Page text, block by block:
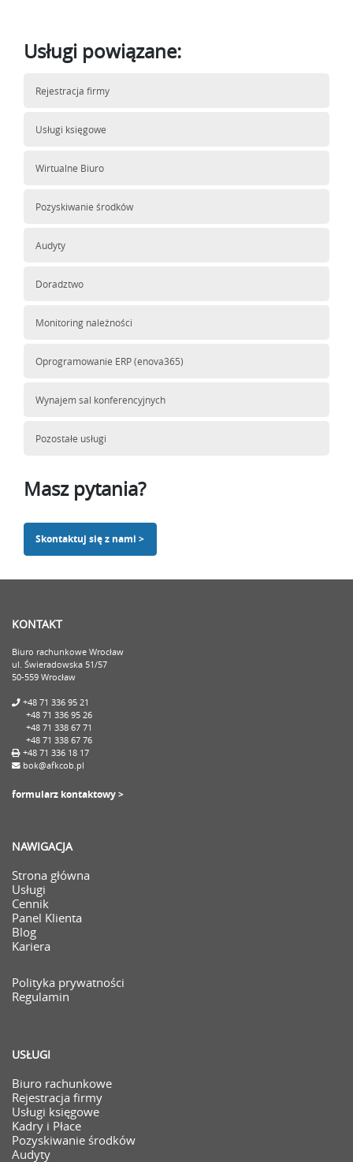
Usługi powiązane:
Rejestracja firmy
Usługi księgowe
Wirtualne Biuro
Pozyskiwanie środków
Audyty
Doradztwo
Monitoring należności
Oprogramowanie ERP (enova365)
Wynajem sal konferencyjnych
Pozostałe usługi
Masz pytania?
Skontaktuj się z nami >
KONTAKT
Biuro rachunkowe Wrocław
ul. Świeradowska 51/57
50-559 Wrocław
+48 71 336 95 21
+48 71 336 95 26
+48 71 338 67 71
+48 71 338 67 76
+48 71 336 18 17
bok@afkcob.pl
formularz kontaktowy >
NAWIGACJA
Strona główna
Usługi
Cennik
Panel Klienta
Blog
Kariera
Polityka prywatności
Regulamin
USŁUGI
Biuro rachunkowe
Rejestracja firmy
Usługi księgowe
Kadry i Płace
Pozyskiwanie środków
Audyty